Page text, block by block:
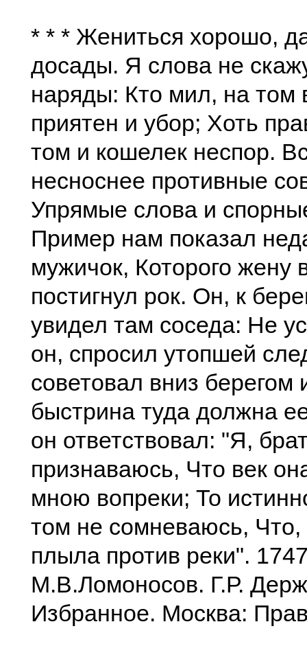
* * * Жениться хорошо,
досады. Я слова не
наряды: Кто мил, на том
приятен и убор; Хоть
том и кошелек неспор.
несноснее противные
Упрямые слова и
Пример нам показал
мужичок, Которого жену
постигнул рок. Он, к
увидел там соседа: Не
он, спросил утопшей
советовал вниз берегом
быстрина туда должна
он ответствовал: "Я,
признаваюсь, Что век
мною вопреки; То
том не сомневаюсь, Что,
плыла против реки".
М.В.Ломоносов. Г.Р.
Избранное. Москва: